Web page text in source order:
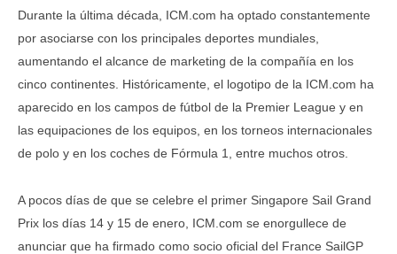
Durante la última década, ICM.com ha optado constantemente
por asociarse con los principales deportes mundiales,
aumentando el alcance de marketing de la compañía en los
cinco continentes. Históricamente, el logotipo de la ICM.com ha
aparecido en los campos de fútbol de la Premier League y en
las equipaciones de los equipos, en los torneos internacionales
de polo y en los coches de Fórmula 1, entre muchos otros.
A pocos días de que se celebre el primer Singapore Sail Grand
Prix los días 14 y 15 de enero, ICM.com se enorgullece de
anunciar que ha firmado como socio oficial del France SailGP